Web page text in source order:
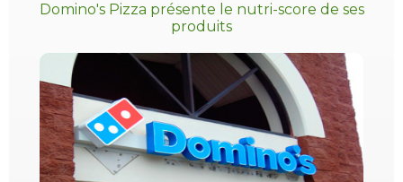
Domino's Pizza présente le nutri-score de ses
produits